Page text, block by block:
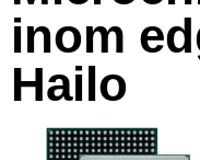
inom
Hailo